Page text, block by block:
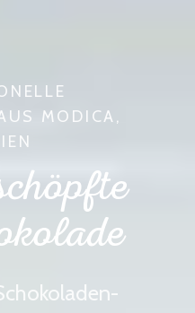
MODICA,